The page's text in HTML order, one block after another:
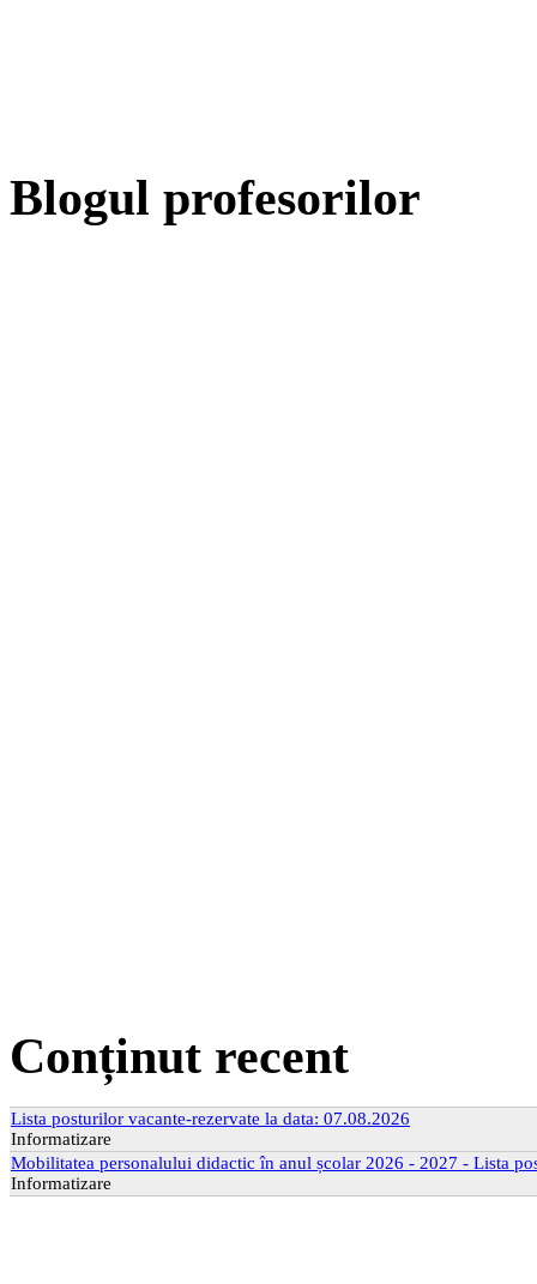
Blogul profesorilor
Conținut recent
Lista posturilor vacante-rezervate la data: 07.08.2026
Informatizare
Mobilitatea personalului didactic în anul școlar 2026 - 2027 - Lista
Informatizare